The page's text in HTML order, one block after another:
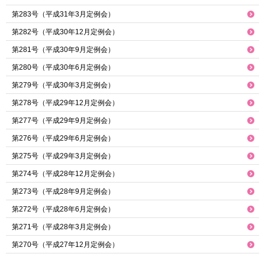
第283号（平成31年3月定例会）
第282号（平成30年12月定例会）
第281号（平成30年9月定例会）
第280号（平成30年6月定例会）
第279号（平成30年3月定例会）
第278号（平成29年12月定例会）
第277号（平成29年9月定例会）
第276号（平成29年6月定例会）
第275号（平成29年3月定例会）
第274号（平成28年12月定例会）
第273号（平成28年9月定例会）
第272号（平成28年6月定例会）
第271号（平成28年3月定例会）
第270号（平成27年12月定例会）